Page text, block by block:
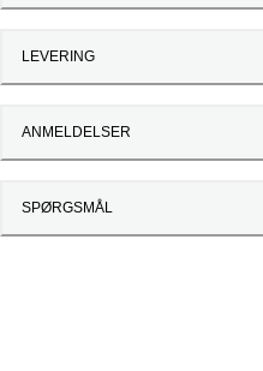
LEVERING
ANMELDELSER
SPØRGSMÅL